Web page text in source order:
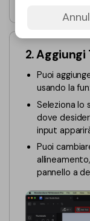
AI Image
PDFelement per
PDFelement
Tutorial Video
Support
Contatta il
Specifiche
Aggiornamenti
Centro di
Aggiorna a
2. Aggiungi
Puoi
usando la
Seleziona lo
dove
input
Puoi
pannello a